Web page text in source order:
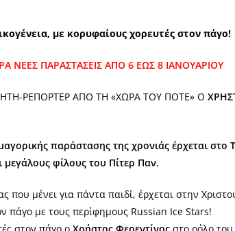
με κορυφαίους χορευτές στον πάγο!
ΝΕΕΣ ΠΑΡΑΣΤΑΣΕΙΣ ΑΠΟ 6 ΕΩΣ 8 ΙΑΝΟΥΑΡΙΟΥ
ΡΕΠΟΡΤΕΡ ΑΠΟ ΤΗ «ΧΩΡΑ ΤΟΥ ΠΟΤΕ» Ο
παράστασης της χρονιάς έρχεται
φίλους του Πίτερ Παν.
μένει για πάντα παιδί, έρχεται στην
πάγο με τους περίφημους Russian Ice Stars!